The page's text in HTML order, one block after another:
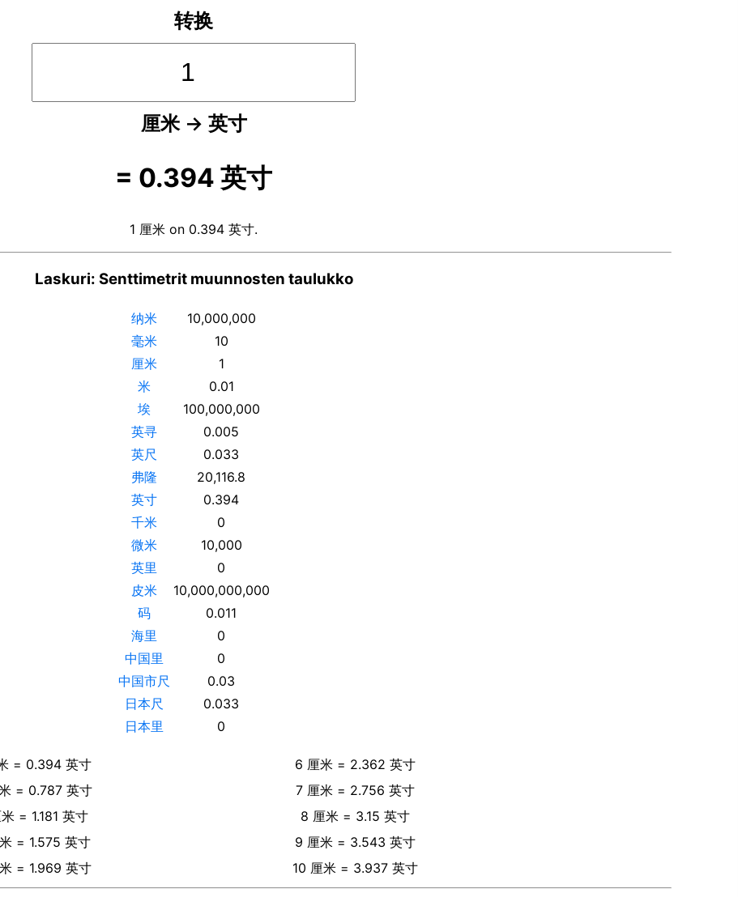
转换
厘米 → 英寸
= 0.394 英寸
1 厘米 on 0.394 英寸.
Laskuri: Senttimetrit muunnosten taulukko
纳米
10,000,000
毫米
10
厘米
1
米
0.01
埃
100,000,000
英寻
0.005
英尺
0.033
弗隆
20,116.8
英寸
0.394
千米
0
微米
10,000
英里
0
皮米
10,000,000,000
码
0.011
海里
0
中国里
0
中国市尺
0.03
日本尺
0.033
日本里
0
= 0.394 英寸
= 0.787 英寸
= 1.181 英寸
= 1.575 英寸
= 1.969 英寸
6 厘米= 2.362 英寸
7 厘米= 2.756 英寸
8 厘米= 3.15 英寸
9 厘米= 3.543 英寸
10 厘米= 3.937 英寸